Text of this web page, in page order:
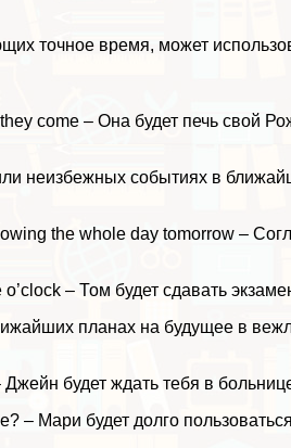
точное время, может
come – Она будет печь свой
неизбежных событиях в
the whole day tomorrow –
– Том будет сдавать
планах на будущее в
будет ждать тебя в
– Мари будет долго